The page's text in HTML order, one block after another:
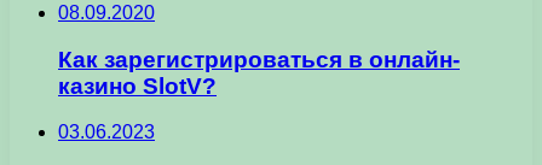
08.09.2020
Как зарегистрироваться в онлайн-
казино SlotV?
03.06.2023